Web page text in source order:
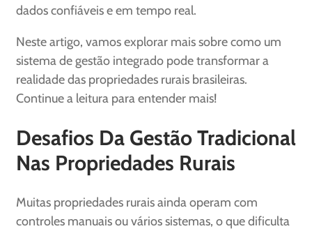
dados confiáveis e em tempo real.
Neste artigo, vamos explorar mais sobre como um
sistema de gestão integrado pode transformar a
realidade das propriedades rurais brasileiras.
Continue a leitura para entender mais!
Desafios Da Gestão Tradicional
Nas Propriedades Rurais
Muitas propriedades rurais ainda operam com
controles manuais ou vários sistemas, o que dificulta